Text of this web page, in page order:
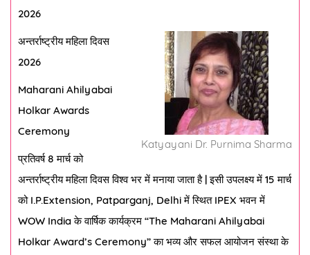
2026
Katyayani Dr. Purnima Sharma
अन्तर्राष्ट्रीय महिला दिवस
2026
Maharani Ahilyabai
Holkar Awards
Ceremony
प्रतिवर्ष8मार्च को
अन्तर्राष्ट्रीय महिला दिवस विश्व भर में मनाया जाता है|इसी उपलक्ष्य में 15मार्च
कोI.P.Extension, Patparganj, Delhiमें स्थितIPEX भवन में
WOW Indiaके वार्षिक कार्यक्रम “The Maharani Ahilyabai
Holkar Award’s Ceremony”का भव्य और सफल आयोजन संस्था के